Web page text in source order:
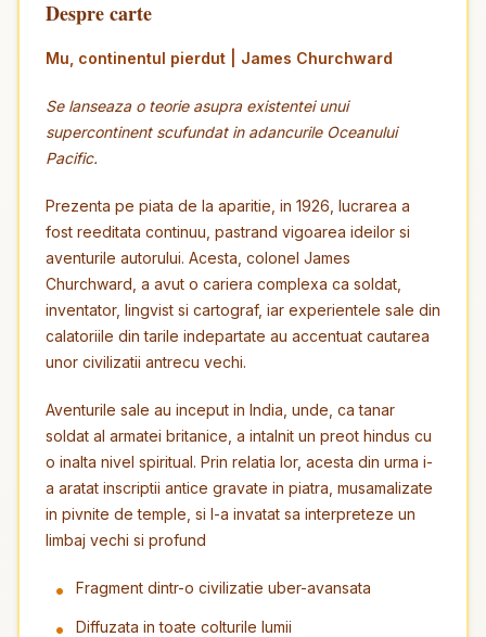
Despre carte
Mu, continentul pierdut | James Churchward
Se lanseaza o teorie asupra existentei unui
supercontinent scufundat in adancurile Oceanului
Pacific.
Prezenta pe piata de la aparitie, in 1926, lucrarea a
fost reeditata continuu, pastrand vigoarea ideilor si
aventurile autorului. Acesta, colonel James
Churchward, a avut o cariera complexa ca soldat,
inventator, lingvist si cartograf, iar experientele sale din
calatoriile din tarile indepartate au accentuat cautarea
unor civilizatii antrecu vechi.
Aventurile sale au inceput in India, unde, ca tanar
soldat al armatei britanice, a intalnit un preot hindus cu
o inalta nivel spiritual. Prin relatia lor, acesta din urma i-
a aratat inscriptii antice gravate in piatra, musamalizate
in pivnite de temple, si l-a invatat sa interpreteze un
limbaj vechi si profund
Fragment dintr-o civilizatie uber-avansata
Diffuzata in toate colturile lumii